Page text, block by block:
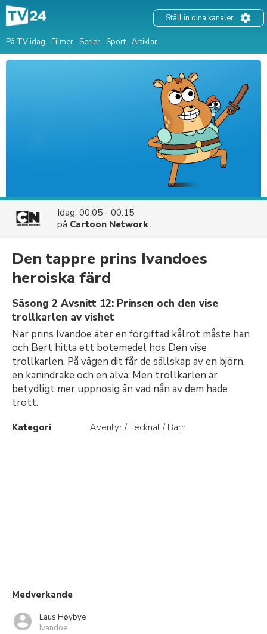
På TV idag Filmer Serier Sport Artiklar
Ställ in dina kanaler
Idag, 00:05 - 00:15
på Cartoon Network
Den tappre prins Ivandoes
heroiska färd
Säsong 2 Avsnitt 12: Prinsen och den vise
trollkarlen av vishet
När prins Ivandoe äter en förgiftad kålrot måste han
och Bert hitta ett botemedel hos Den vise
trollkarlen. På vägen dit får de sällskap av en björn,
en kanindrake och en älva. Men trollkarlen är
betydligt mer uppnosig än vad nån av dem hade
trott.
Kategori Äventyr / Tecknat / Barn
Medverkande
Laus Høybye
Ivandoe